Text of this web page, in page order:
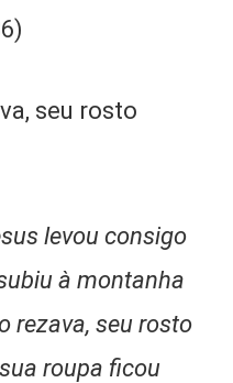
seu rosto
levou consigo
à montanha
rezava, seu rosto
roupa ficou